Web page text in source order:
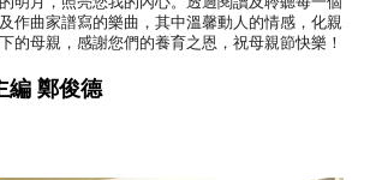
作曲家譜寫的樂曲，其中溫馨動人的情感，化親
的母親，感謝您們的養育之恩 ，祝母親節快樂！
編 鄭俊德